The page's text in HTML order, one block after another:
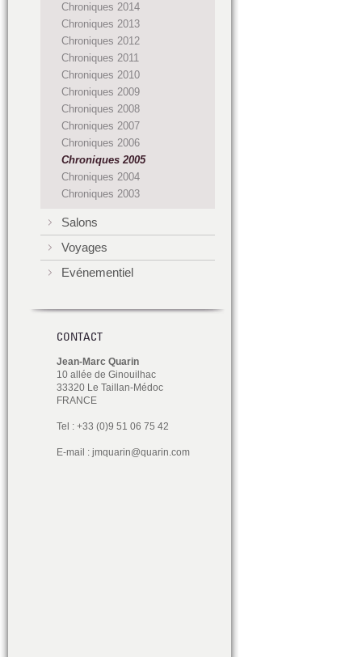
Chroniques 2014
Chroniques 2013
Chroniques 2012
Chroniques 2011
Chroniques 2010
Chroniques 2009
Chroniques 2008
Chroniques 2007
Chroniques 2006
Chroniques 2005
Chroniques 2004
Chroniques 2003
Salons
Voyages
Evénementiel
CONTACT
Jean-Marc Quarin
10 allée de Ginouilhac
33320 Le Taillan-Médoc
FRANCE
Tel : +33 (0)9 51 06 75 42
E-mail : jmquarin@quarin.com